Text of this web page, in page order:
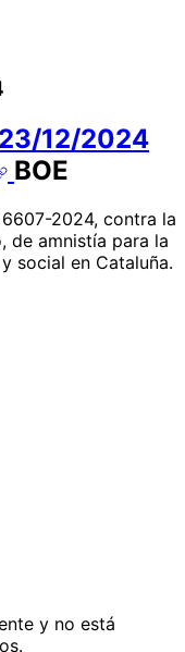
12/2024
BOE
2024, contra la
de amnistía para la
social en Cataluña.
y no está